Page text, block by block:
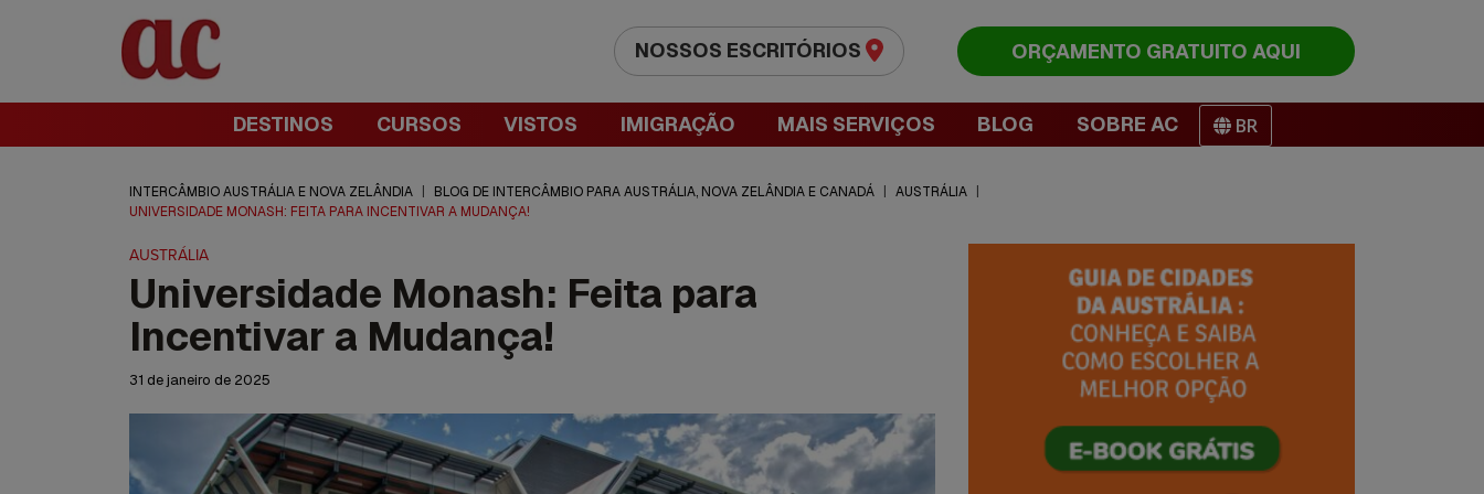
ORÇAMENTO GRATUITO AQUI
NOSSOS ESCRITÓRIOS
DESTINOS CURSOS VISTOS IMIGRAÇÃO MAIS SERVIÇOS BLOG SOBRE AC BR
INTERCÂMBIO AUSTRÁLIA E NOVA ZELÂNDIA BLOG DE INTERCÂMBIO PARA AUSTRÁLIA, NOVA ZELÂNDIA E CANADÁ AUSTRÁLIA
UNIVERSIDADE MONASH: FEITA PARA INCENTIVAR A MUDANÇA!
AUSTRÁLIA
Universidade Monash: Feita para
Incentivar a Mudança!
31 de janeiro de 2025